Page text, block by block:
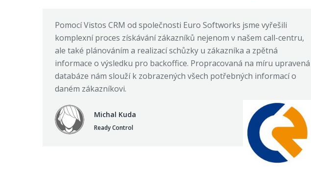
Pomocí Vistos CRM od společnosti Euro Softworks jsme vyřešili
komplexní proces získávání zákazníků nejenom v našem call-centru,
ale také plánováním a realizací schůzky u zákazníka a zpětná
informace o výsledku pro backoffice. Propracovaná na míru upravená
databáze nám slouží k zobrazených všech potřebných informací o
daném zákazníkovi.
Michal Kuda
Ready Control